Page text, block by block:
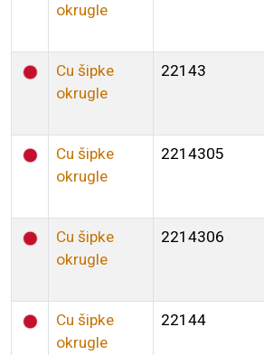
okrugle
Cu šipke
okrugle
22143
Cu šipke
okrugle
2214305
Cu šipke
okrugle
2214306
Cu šipke
okrugle
22144